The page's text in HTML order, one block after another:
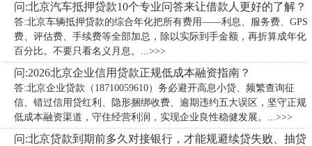
问:北京汽车抵押贷款10个专业问答来让借款人更好的了解？
答:北京车辆抵押贷款的综合年化把所有费用——利息、服务费、GPS
费、评估费、手续费等全部加总，除以实际到手金额，再折算成年化
百分比。不要只看名义月息。...>>>
问:2026北京企业信用贷款正规低成本融资指南？
答:北京企业贷款（18710059610）务必避开高息小贷、频繁查询征
信、错过信用贷红利、隐形捆绑收费、逾期违约五大误区，坚守正规
低成本融资渠道，守住经营利润，实现企业良性稳健发展。...>>>
问:北京贷款到期前多久对接银行，才能规避续贷失败、抽贷